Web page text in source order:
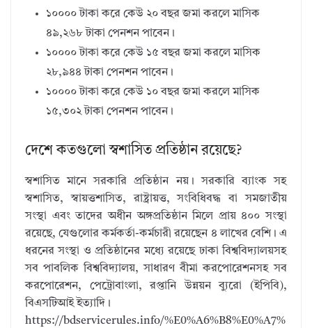
১০০০০ টাকা করে কেউ ২০ বছর জমা করলে মাসিক
৪৯,২৬৮ টাকা পেনশন পাবেন।
১০০০০ টাকা করে কেউ ১৫ বছর জমা করলে মাসিক
২৮,৯৪৪ টাকা পেনশন পাবেন।
১০০০০ টাকা করে কেউ ১০ বছর জমা করলে মাসিক
১৫,৩০২ টাকা পেনশন পাবেন।
দেশে কতগুলো স্বশাসিত প্রতিষ্ঠান রয়েছে?
স্বশাসিত মানে সরকারি প্রতিষ্ঠান নয়। সরকারি ব্যাংক সহ
স্বশাসিত, স্বায়ত্তশাসিত, রাষ্ট্রায়ত্ত, সংবিধিবদ্ধ বা সমজাতীয়
সংস্থা এবং তাদের অধীন অঙ্গপ্রতিষ্ঠান মিলে প্রায় ৪০০ সংস্থা
রয়েছে, যেগুলোর কর্মকর্তা-কর্মচারী রয়েছেন ৪ লাখের বেশি। এ
ধরনের সংস্থা ও প্রতিষ্ঠানের মধ্যে রয়েছে ঢাকা বিশ্ববিদ্যালয়সহ
সব পাবলিক বিশ্ববিদ্যালয়, সাধারণ বীমা করপোরেশনসহ সব
করপোরেশন, পেট্রোবাংলা, রপ্তানি উন্নয়ন ব্যুরো (ইপিবি),
বিএসটিআই ইত্যাদি।
https://bdservicerules.info/%E0%A6%B8%E0%A7%